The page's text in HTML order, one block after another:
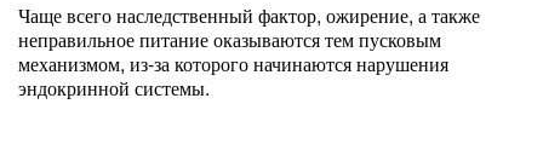
Чаще всего наследственный фактор, ожирение, а также
неправильное питание оказываются тем пусковым
механизмом, из-за которого начинаются нарушения
эндокринной системы.